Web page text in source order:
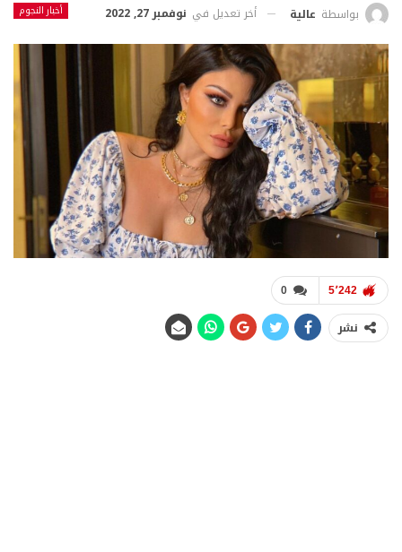
أخبار النجوم بواسطة عالية أخر تعديل في نوفمبر 27, 2022
0 5٬242
نشر